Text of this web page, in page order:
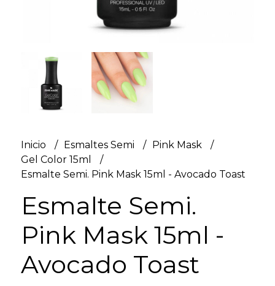
Inicio Esmaltes Semi
Pink Mask
Gel Color 15ml
Esmalte Semi. Pink Mask 15ml - Avocado Toast
Esmalte Semi.
Pink Mask 15ml -
Avocado Toast